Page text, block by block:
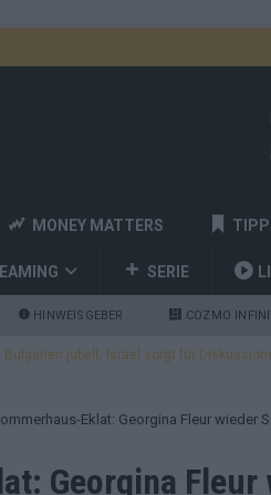
MONEY MATTERS
SERIE
HINWEISGEBER COZMO
Bulgarien jubelt, Israel sorgt für
und Billy Joel – das ESC-Finale wird eine
– Startreihenfolge steht, Deutschland singt
Eklat: Georgina Fleur wieder
Georgina Fleur